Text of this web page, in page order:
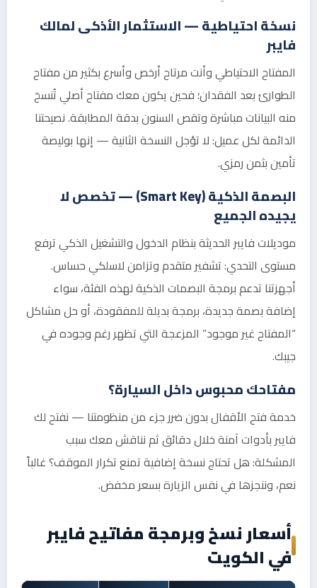
نسخة احتياطية — الاستثمار الأذكى لمالك
فايبر
المفتاح الاحتياطي وأنت مرتاح أرخص وأسرع بكثير من مفتاح
الطوارئ بعد الفقدان؛ فحين يكون معك مفتاح أصلي تُنسخ
منه البيانات مباشرة وتقص السنون بدقة المطابقة. نصيحتنا
الدائمة لكل عميل: لا تؤجل النسخة الثانية — إنها بوليصة
تأمين بثمن رمزي.
البصمة الذكية (Smart Key) — تخصص لا
يجيده الجميع
موديلات فايبر الحديثة بنظام الدخول والتشغيل الذكي ترفع
مستوى التحدي: تشفير متقدم وتزامن لاسلكي حساس.
أجهزتنا تدعم برمجة البصمات الذكية لهذه الفئة، سواء
إضافة بصمة جديدة، برمجة بديلة للمفقودة، أو حل مشاكل
“المفتاح غير موجود” المزعجة التي تظهر رغم وجوده في
جيبك.
مفتاحك محبوس داخل السيارة؟
خدمة فتح الأقفال بدون ضرر جزء من منظومتنا — نفتح لك
فايبر بأدوات آمنة خلال دقائق ثم نناقش معك سبب
المشكلة: هل تحتاج نسخة إضافية تمنع تكرار الموقف؟ غالباً
نعم، وننجزها في نفس الزيارة بسعر مخفض.
أسعار نسخ وبرمجة مفاتيح فايبر
في الكويت